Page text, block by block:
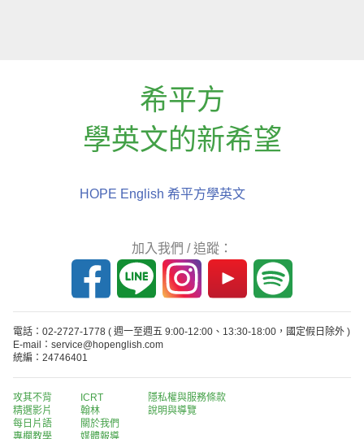
希平方
學英文的新希望
HOPE English 希平方學英文
加入我們 / 追蹤：
電話：02-2727-1778 ( 週一至週五 9:00-12:00、13:30-18:00，國定假日除外 )
E-mail：service@hopenglish.com
統編：24746401
攻其不背
精選影片
每日片語
專欄教學
ICRT
翰林
關於我們
媒體報導
隱私權與服務條款
說明與導覽